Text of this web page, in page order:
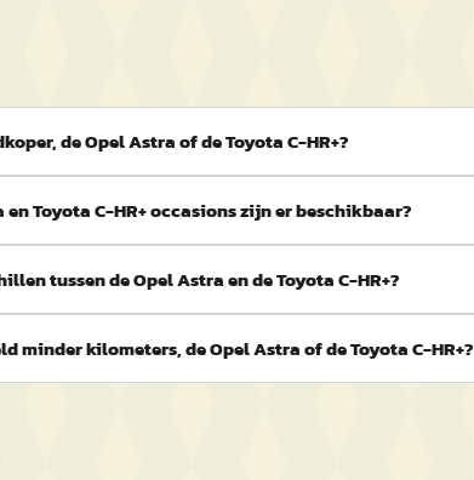
de Opel Astra of de Toyota C-HR+?
en Toyota C-HR+ occasions zijn er beschikbaar?
tussen de Opel Astra en de Toyota C-HR+?
minder kilometers, de Opel Astra of de Toyota C-HR+?